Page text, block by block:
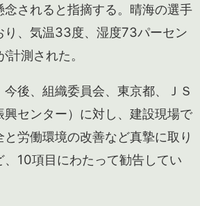
されると指摘する。晴海の選手
り、気温33度、湿度73パーセン
計測された。
後、組織委員会、東京都、ＪＳ
興センター）に対し、建設現場で
労働環境の改善など真摯に取り
10項目にわたって勧告してい